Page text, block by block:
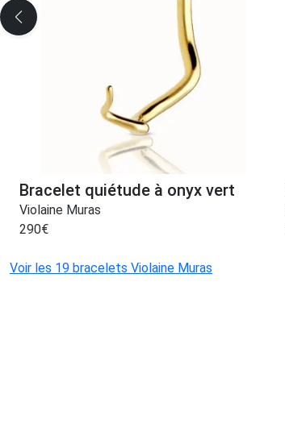
Bracelet quiétude à onyx vert
Violaine Muras
290€
Voir les 19 bracelets Violaine Muras